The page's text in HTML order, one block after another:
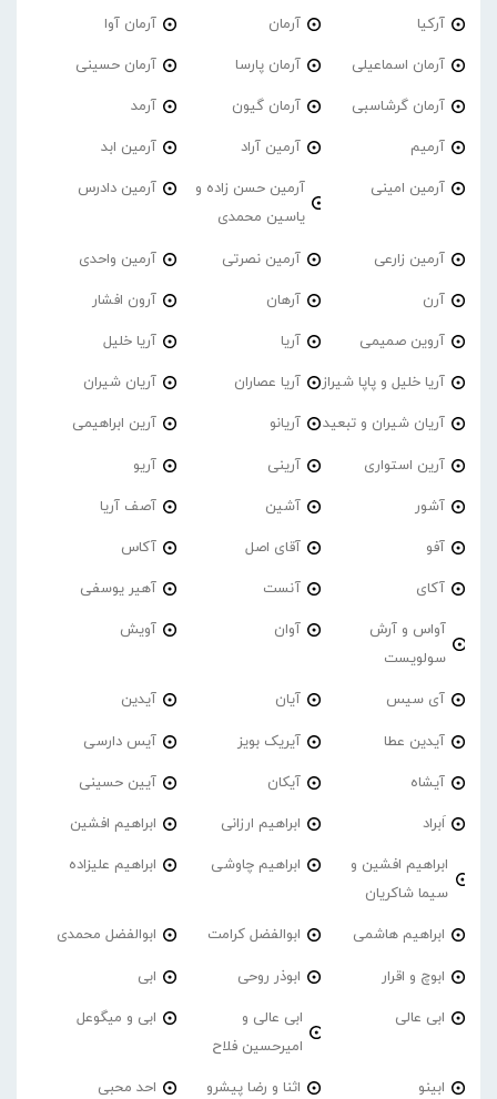
آرکیا آرمان آرمان آوا
آرمان اسماعیلی آرمان پارسا آرمان حسینی
آرمان گرشاسبی آرمان گیون آرمد
آرمیم آرمین آراد آرمین ابد
آرمین امینی
آرمین حسن زاده و
یاسین محمدی
آرمین دادرس
آرمین زارعی آرمین نصرتی آرمین واحدی
آرن آرهان آرون افشار
آروین صمیمی آریا آریا خلیل
آریا خلیل و پاپا شیراز آریا عصاران آریان شیران
آریان شیران و تبعید آریانو آرین ابراهیمی
آرین استواری آرینی آریو
آشور آشین آصف آریا
آفو آقای اصل آکاس
آکای آنست آهیر یوسفی
آواس و آرش
سولویست
آوان آویش
آی سیس آیان آیدین
آیدین عطا آیریک بویز آیس دارسی
آیشاه آیکان آیین حسینی
اَبراد ابراهیم ارزانی ابراهیم افشین
ابراهیم افشین و
سیما شاکریان
ابراهیم چاوشی ابراهیم علیزاده
ابراهیم هاشمی ابوالفضل کرامت ابوالفضل محمدی
ابوچ و اقرار ابوذر روحی ابی
ابی عالی
ابی عالی و
امیرحسین فلاح
ابی و میگوعل
ابینو اثنا و رضا پیشرو احد محبی